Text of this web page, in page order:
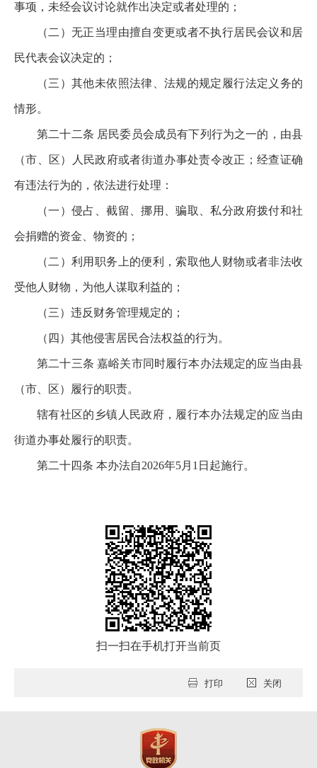
事项，未经会议讨论就作出决定或者处理的；
（二）无正当理由擅自变更或者不执行居民会议和居
民代表会议决定的；
（三）其他未依照法律、法规的规定履行法定义务的
情形。
第二十二条 居民委员会成员有下列行为之一的，由县
（市、区）人民政府或者街道办事处责令改正；经查证确
有违法行为的，依法进行处理：
（一）侵占、截留、挪用、骗取、私分政府拨付和社
会捐赠的资金、物资的；
（二）利用职务上的便利，索取他人财物或者非法收
受他人财物，为他人谋取利益的；
（三）违反财务管理规定的；
（四）其他侵害居民合法权益的行为。
第二十三条 嘉峪关市同时履行本办法规定的应当由县
（市、区）履行的职责。
辖有社区的乡镇人民政府，履行本办法规定的应当由
街道办事处履行的职责。
第二十四条 本办法自2026年5月1日起施行。
扫一扫在手机打开当前页
打印 关闭